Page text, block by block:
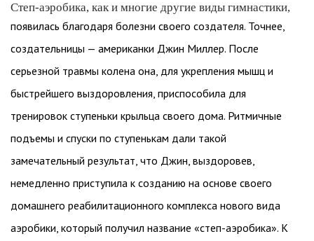
Степ-аэробика, как и многие другие виды гимнастики,
появилась благодаря болезни своего создателя. Точнее,
создательницы — американки Джин Миллер. После
серьезной травмы колена она, для укрепления мышц и
быстрейшего выздоровления, приспособила для
тренировок ступеньки крыльца своего дома. Ритмичные
подъемы и спуски по ступенькам дали такой
замечательный результат, что Джин, выздоровев,
немедленно приступила к созданию на основе своего
домашнего реабилитационного комплекса нового вида
аэробики, который получил название «степ-аэробика». К